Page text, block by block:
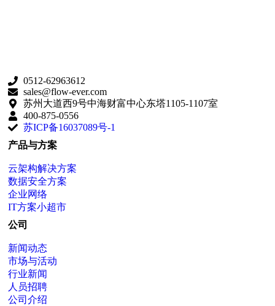
0512-62963612
sales@flow-ever.com
苏州大道西9号中海财富中心东塔1105-1107室
400-875-0556
苏ICP备16037089号-1
产品与方案
云架构解决方案
数据安全方案
企业网络
IT方案小超市
公司
新闻动态
市场与活动
行业新闻
人员招聘
公司介绍